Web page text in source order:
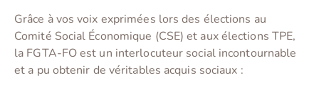
Grâce à vos voix exprimées lors des élections au
Comité Social Économique (CSE) et aux élections TPE,
la FGTA-FO est un interlocuteur social incontournable
et a pu obtenir de véritables acquis sociaux :